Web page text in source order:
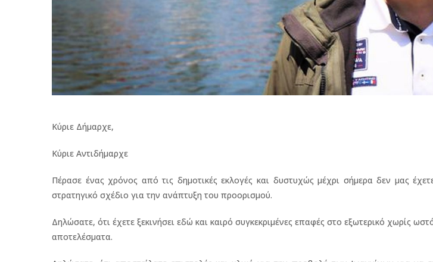
Κύριε Δήμαρχε,
Κύριε Αντιδήμαρχε
Πέρασε ένας χρόνος από τις δημοτικές εκλογές και δυστυχώς μέχρι σήμερα δεν μας
στρατηγικό σχέδιο για την ανάπτυξη του προορισμού.
Δηλώσατε, ότι έχετε ξεκινήσει εδώ και καιρό συγκεκριμένες επαφές στο εξωτερικό χωρίς
αποτελέσματα.